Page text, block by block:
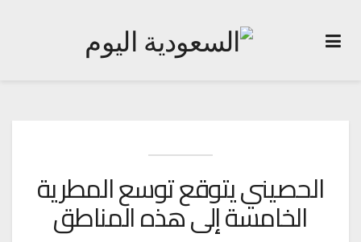
الحصيني يتوقع توسع المطرية
الخامسة إلى هذه المناطق